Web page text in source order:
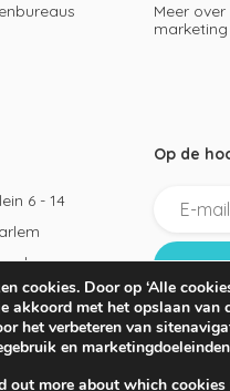
Meer
marketing
6 - 14
320
Op de
cookies. Door op ‘Alle
akkoord met het opslaan van
het verbeteren van
en
out more about which